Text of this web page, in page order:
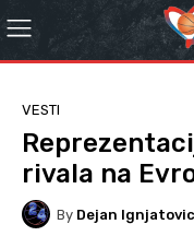
VESTI
rivala na
By Dejan Ignjatovic